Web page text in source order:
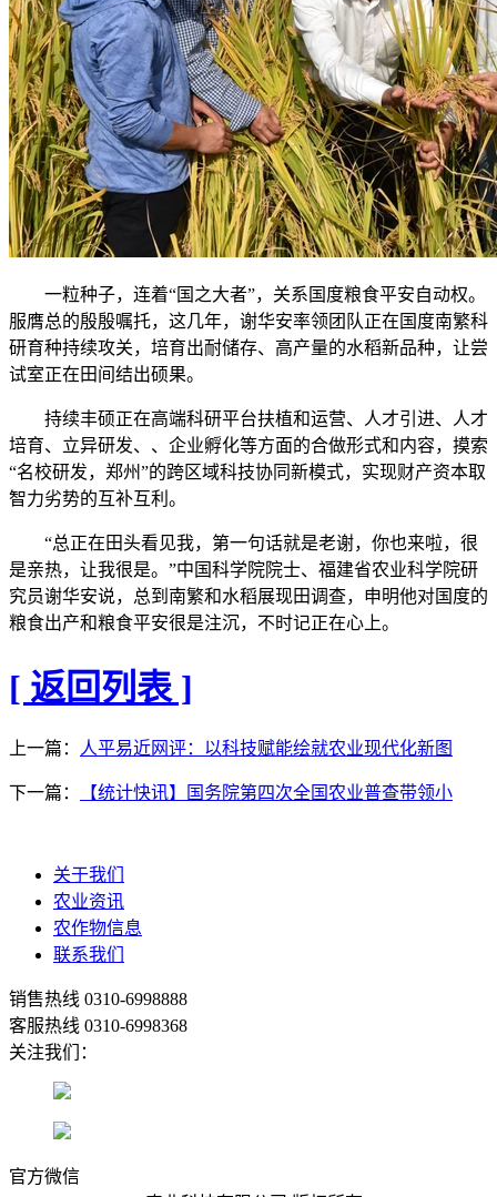
一粒种子，连着“国之大者”，关系国度粮食平安自动权。
服膺总的殷殷嘱托，这几年，谢华安率领团队正在国度南繁科
研育种持续攻关，培育出耐储存、高产量的水稻新品种，让尝
试室正在田间结出硕果。
持续丰硕正在高端科研平台扶植和运营、人才引进、人才
培育、立异研发、、企业孵化等方面的合做形式和内容，摸索
“名校研发，郑州”的跨区域科技协同新模式，实现财产资本取
智力劣势的互补互利。
“总正在田头看见我，第一句话就是老谢，你也来啦，很
是亲热，让我很是。”中国科学院院士、福建省农业科学院研
究员谢华安说，总到南繁和水稻展现田调查，申明他对国度的
粮食出产和粮食平安很是注沉，不时记正在心上。
[ 返回列表 ]
上一篇： 人平易近网评：以科技赋能绘就农业现代化新图
下一篇： 【统计快讯】国务院第四次全国农业普查带领小
关于我们
农业资讯
农作物信息
联系我们
销售热线 0310-6998888
客服热线 0310-6998368
关注我们：
官方微信